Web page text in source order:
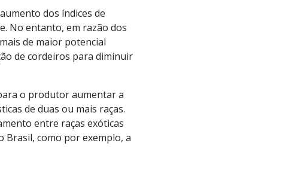
dos índices de
No entanto, em razão dos
de maior potencial
de cordeiros para diminuir
o produtor aumentar a
de duas ou mais raças.
entre raças exóticas
Brasil, como por exemplo, a